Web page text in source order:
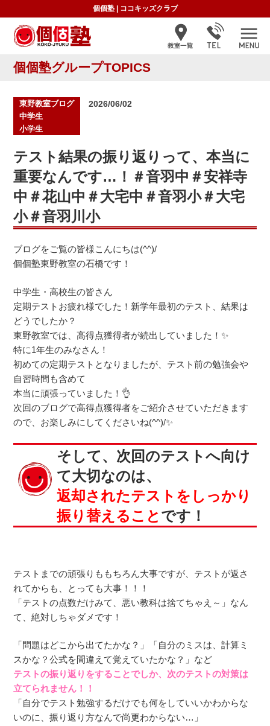
個個塾| ココキッズクラブ
個個塾グループTOPICS
投2026/06/02
東野教室ブログ
中学生
小学生
テスト結果の振り返りって、本当に
重要なんです…！＃音羽中＃安祥寺
中＃花山中＃大宅中＃音羽小＃大宅
小＃音羽川小
ブログをご覧の皆様こんにちは(^^)/
個個塾東野教室の石橋です！
中学生・高校生の皆さん
定期テストお疲れ様でした！新学年最初のテスト、結果は
どうでしたか？
東野教室では、高得点獲得者が続出していました！✨
特に1年生のみなさん！
初めての定期テストとなりましたが、テスト前の勉強会や
自習時間も含めて
本当に頑張っていました！👌
次回のブログで高得点獲得者をご紹介させていただきます
ので、お楽しみにしてくださいね(^^)/✨
そして、次回のテストへ向け
て大切なのは、
返却されたテストをしっかり
振り替えること です！
テストまでの頑張りももちろん大事ですが、テストが返さ
れてからも、とっても大事！！！
「テストの点数だけみて、悪い教科は捨てちゃえ～」なん
て、絶対しちゃダメです！
「問題はどこから出てたかな？」「自分のミスは、計算ミ
スかな？公式を間違えて覚えていたかな？」など
テストの振り返りをすることでしか、次のテストの対策は
立てられません！！
「自分でテスト勉強するだけでも何をしていいかわからな
いのに、振り返り方なんで尚更わからない…」